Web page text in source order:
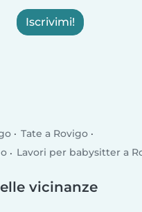
Iscrivimi!
Tate a Rovigo
Lavori per babysitter a
vicinanze